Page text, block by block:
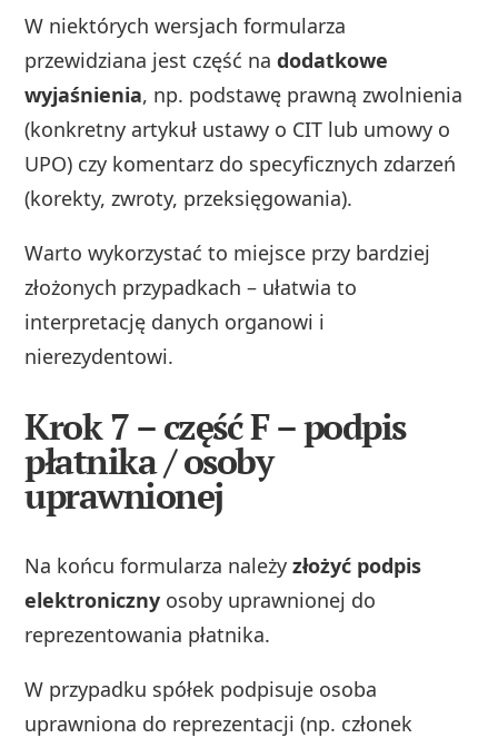
W niektórych wersjach formularza
przewidziana jest część nadodatkowe
wyjaśnienia, np. podstawę prawną zwolnienia
(konkretny artykuł ustawy o CIT lub umowy o
UPO) czy komentarz do specyficznych zdarzeń
(korekty, zwroty, przeksięgowania).
Warto wykorzystać to miejsce przy bardziej
złożonych przypadkach – ułatwia to
interpretację danych organowi i
nierezydentowi.
Krok 7 – część F – podpis
płatnika / osoby
uprawnionej
Na końcu formularza należyzłożyć podpis
elektroniczny osoby uprawnionej do
reprezentowania płatnika.
W przypadku spółek podpisuje osoba
uprawniona do reprezentacji (np. członek